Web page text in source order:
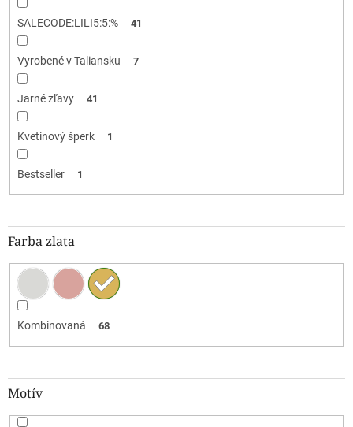
SALECODE:LILI5:5:% 41
Vyrobené v Taliansku 7
Jarné zľavy 41
Kvetinový šperk 1
Bestseller 1
Farba zlata
Kombinovaná 68
Motív